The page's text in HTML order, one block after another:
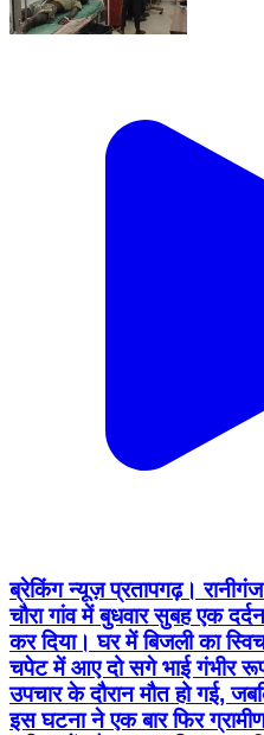
ब्रेकिंग न्यूज़ प्रतापगढ़।
चौरा गांव में बुधवार सुबह एक
कर दिया। घर में बिजली का
चपेट में आए दो सगे भाई गंभीर
उपचार के दौरान मौत हो गई,
इस घटना ने एक बार फिर ग्रामीण